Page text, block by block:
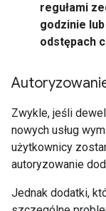
regułami
godzinie
odstępach
Zwykle, jeśli
nowych usług
użytkownicy
autoryzowanie
Jednak dodatki,